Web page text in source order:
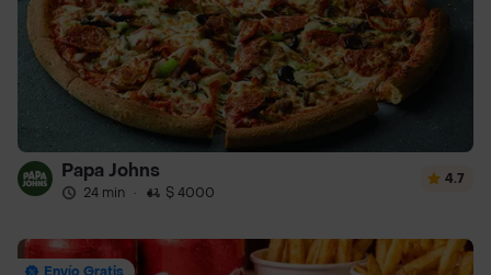
Papa Johns
24 min · $ 4000
4.7